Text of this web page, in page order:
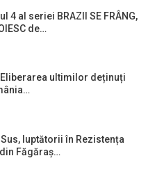
4 al seriei BRAZII SE FRÂNG,
de…
Eliberarea ultimilor deținuți
Sus, luptătorii în Rezistența
Făgăraș…